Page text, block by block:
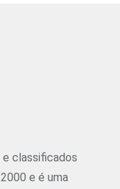
e classificados
e é uma